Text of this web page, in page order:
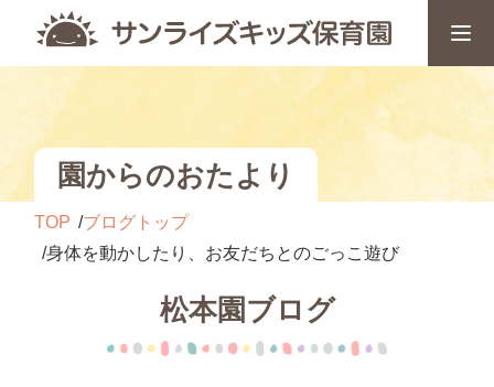
園からのおたより
TOP
ブログトップ
身体を動かしたり、お友だちとのごっこ遊び
松本園ブログ